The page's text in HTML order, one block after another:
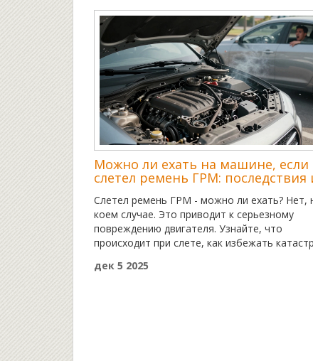
Можно ли ехать на машине, если
слетел ремень ГРМ: последствия
что делать
Слетел ремень ГРМ - можно ли ехать? Нет,
коем случае. Это приводит к серьезному
повреждению двигателя. Узнайте, что
происходит при слете, как избежать
дек 5 2025